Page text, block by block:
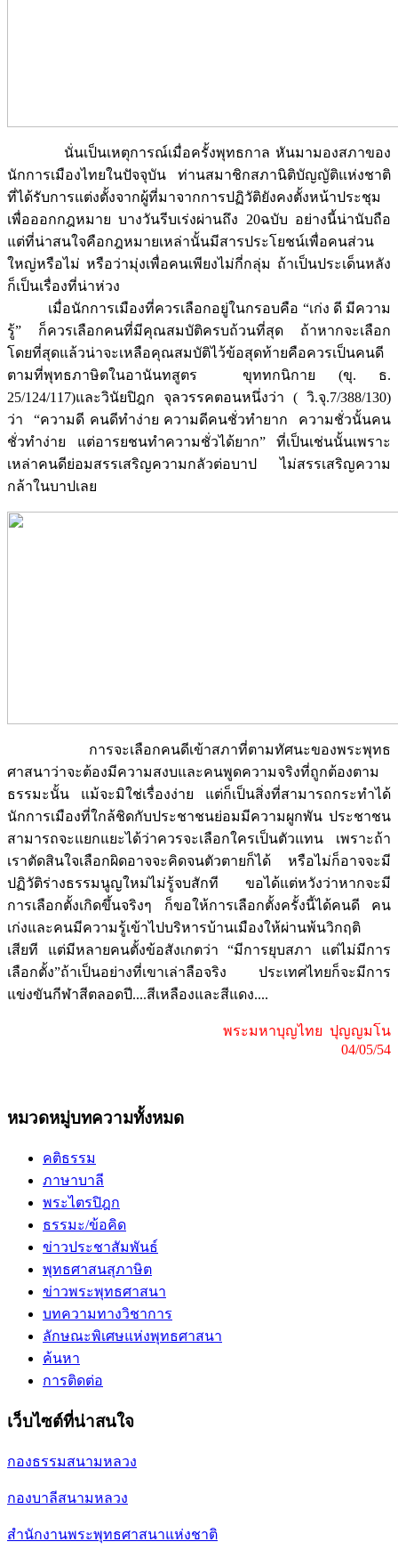
นั่นเป็นเหตุการณ์เมื่อครั้งพุทธกาล หันมามองสภาของ
นักการเมืองไทยในปัจจุบัน ท่านสมาชิกสภานิติบัญญัติแห่งชาติ
ที่ได้รับการแต่งตั้งจากผู้ที่มาจากการปฏิวัติยังคงตั้งหน้าประชุม
เพื่อออกกฎหมาย บางวันรีบเร่งผ่านถึง 20ฉบับ อย่างนี้น่านับถือ
แต่ที่น่าสนใจคือกฎหมายเหล่านั้นมีสารประโยชน์เพื่อคนส่วน
ใหญ่หรือไม่ หรือว่ามุ่งเพื่อคนเพียงไม่กี่กลุ่ม ถ้าเป็นประเด็นหลัง
ก็เป็นเรื่องที่น่าห่วง
เมื่อนักการเมืองที่ควรเลือกอยู่ในกรอบคือ “เก่ง ดี มีความ
รู้” ก็ควรเลือกคนที่มีคุณสมบัติครบถ้วนที่สุด ถ้าหากจะเลือก
โดยที่สุดแล้วน่าจะเหลือคุณสมบัติไว้ข้อสุดท้ายคือควรเป็นคนดี
ตามที่พุทธภาษิตในอานันทสูตร ขุททกนิกาย (ขุ. ธ.
25/124/117)และวินัยปิฎก จุลวรรคตอนหนึ่งว่า ( วิ.จุ.7/388/130)
ว่า “ความดี คนดีทำง่าย ความดีคนชั่วทำยาก ความชั่วนั้นคน
ชั่วทำง่าย แต่อารยชนทำความชั่วได้ยาก” ที่เป็นเช่นนั้นเพราะ
เหล่าคนดีย่อมสรรเสริญความกลัวต่อบาป ไม่สรรเสริญความ
กล้าในบาปเลย
การจะเลือกคนดีเข้าสภาที่ตามทัศนะของพระพุทธ
ศาสนาว่าจะต้องมีความสงบและคนพูดความจริงที่ถูกต้องตาม
ธรรมะนั้น แม้จะมิใช่เรื่องง่าย แต่ก็เป็นสิ่งที่สามารถกระทำได้
นักการเมืองที่ใกล้ชิดกับประชาชนย่อมมีความผูกพัน ประชาชน
สามารถจะแยกแยะได้ว่าควรจะเลือกใครเป็นตัวแทน เพราะถ้า
เราตัดสินใจเลือกผิดอาจจะคิดจนตัวตายก็ได้ หรือไม่ก็อาจจะมี
ปฏิวัติร่างธรรมนูญใหม่ไม่รู้จบสักที ขอได้แต่หวังว่าหากจะมี
การเลือกตั้งเกิดขึ้นจริงๆ ก็ขอให้การเลือกตั้งครั้งนี้ได้คนดี คน
เก่งและคนมีความรู้เข้าไปบริหารบ้านเมืองให้ผ่านพ้นวิกฤติ
เสียที แต่มีหลายคนตั้งข้อสังเกตว่า “มีการยุบสภา แต่ไม่มีการ
เลือกตั้ง”ถ้าเป็นอย่างที่เขาเล่าลือจริง ประเทศไทยก็จะมีการ
แข่งขันกีฬาสีตลอดปี....สีเหลืองและสีแดง....
พระมหาบุญไทย ปุญญมโน
04/05/54
หมวดหมู่บทความทั้งหมด
คติธรรม
ภาษาบาลี
พระไตรปิฎก
ธรรมะ/ข้อคิด
ข่าวประชาสัมพันธ์
พุทธศาสนสุภาษิต
ข่าวพระพุทธศาสนา
บทความทางวิชาการ
ลักษณะพิเศษแห่งพุทธศาสนา
ค้นหา
การติดต่อ
เว็บไซต์ที่น่าสนใจ
กองธรรมสนามหลวง
กองบาลีสนามหลวง
สำนักงานพระพุทธศาสนาแห่งชาติ